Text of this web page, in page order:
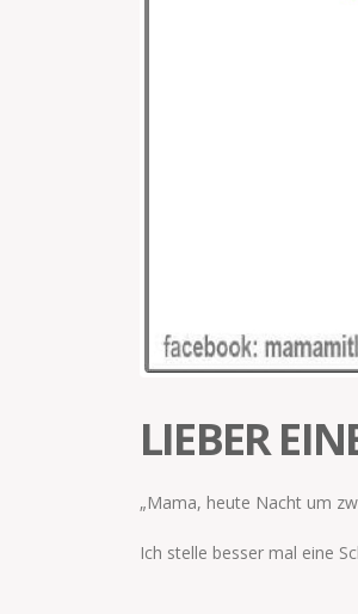
LIEBER
„Mama, heute Nacht um
Ich stelle besser mal eine